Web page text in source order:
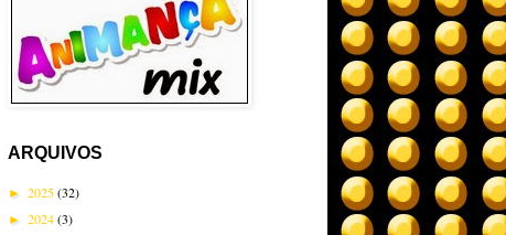
ARQUIVOS
► 2025(32)
► 2024(3)